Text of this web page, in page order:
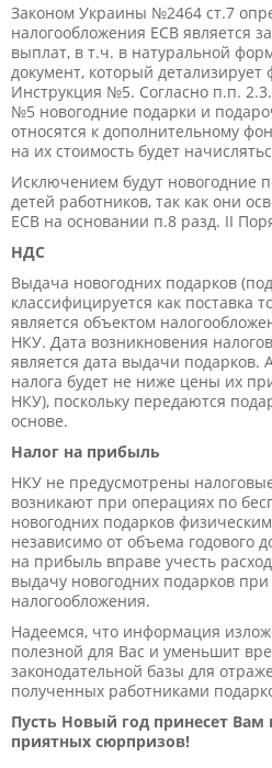
Законом Украины №2464 ст.7
налогообложения ЕСВ является
выплат, в т.ч. в натуральной
документ, который детализирует
Инструкция №5. Согласно п.п.
№5 новогодние подарки и
относятся к дополнительному
на их стоимость будет
Исключением будут новогодние
детей работников, так как они
ЕСВ на основании п.8 разд. II
НДС
Выдача новогодних подарков
классифицируется как поставка
является объектом
НКУ. Дата возникновения
является дата выдачи подарков.
налога будет не ниже цены их
НКУ), поскольку передаются
основе.
Налог на прибыль
НКУ не предусмотрены
возникают при операциях по
новогодних подарков
независимо от объема годового
на прибыль вправе учесть
выдачу новогодних подарков
налогообложения.
Надеемся, что информация
полезной для Вас и уменьшит
законодательной базы для
полученных работниками
Пусть Новый год принесет Вам
приятных сюрпризов!